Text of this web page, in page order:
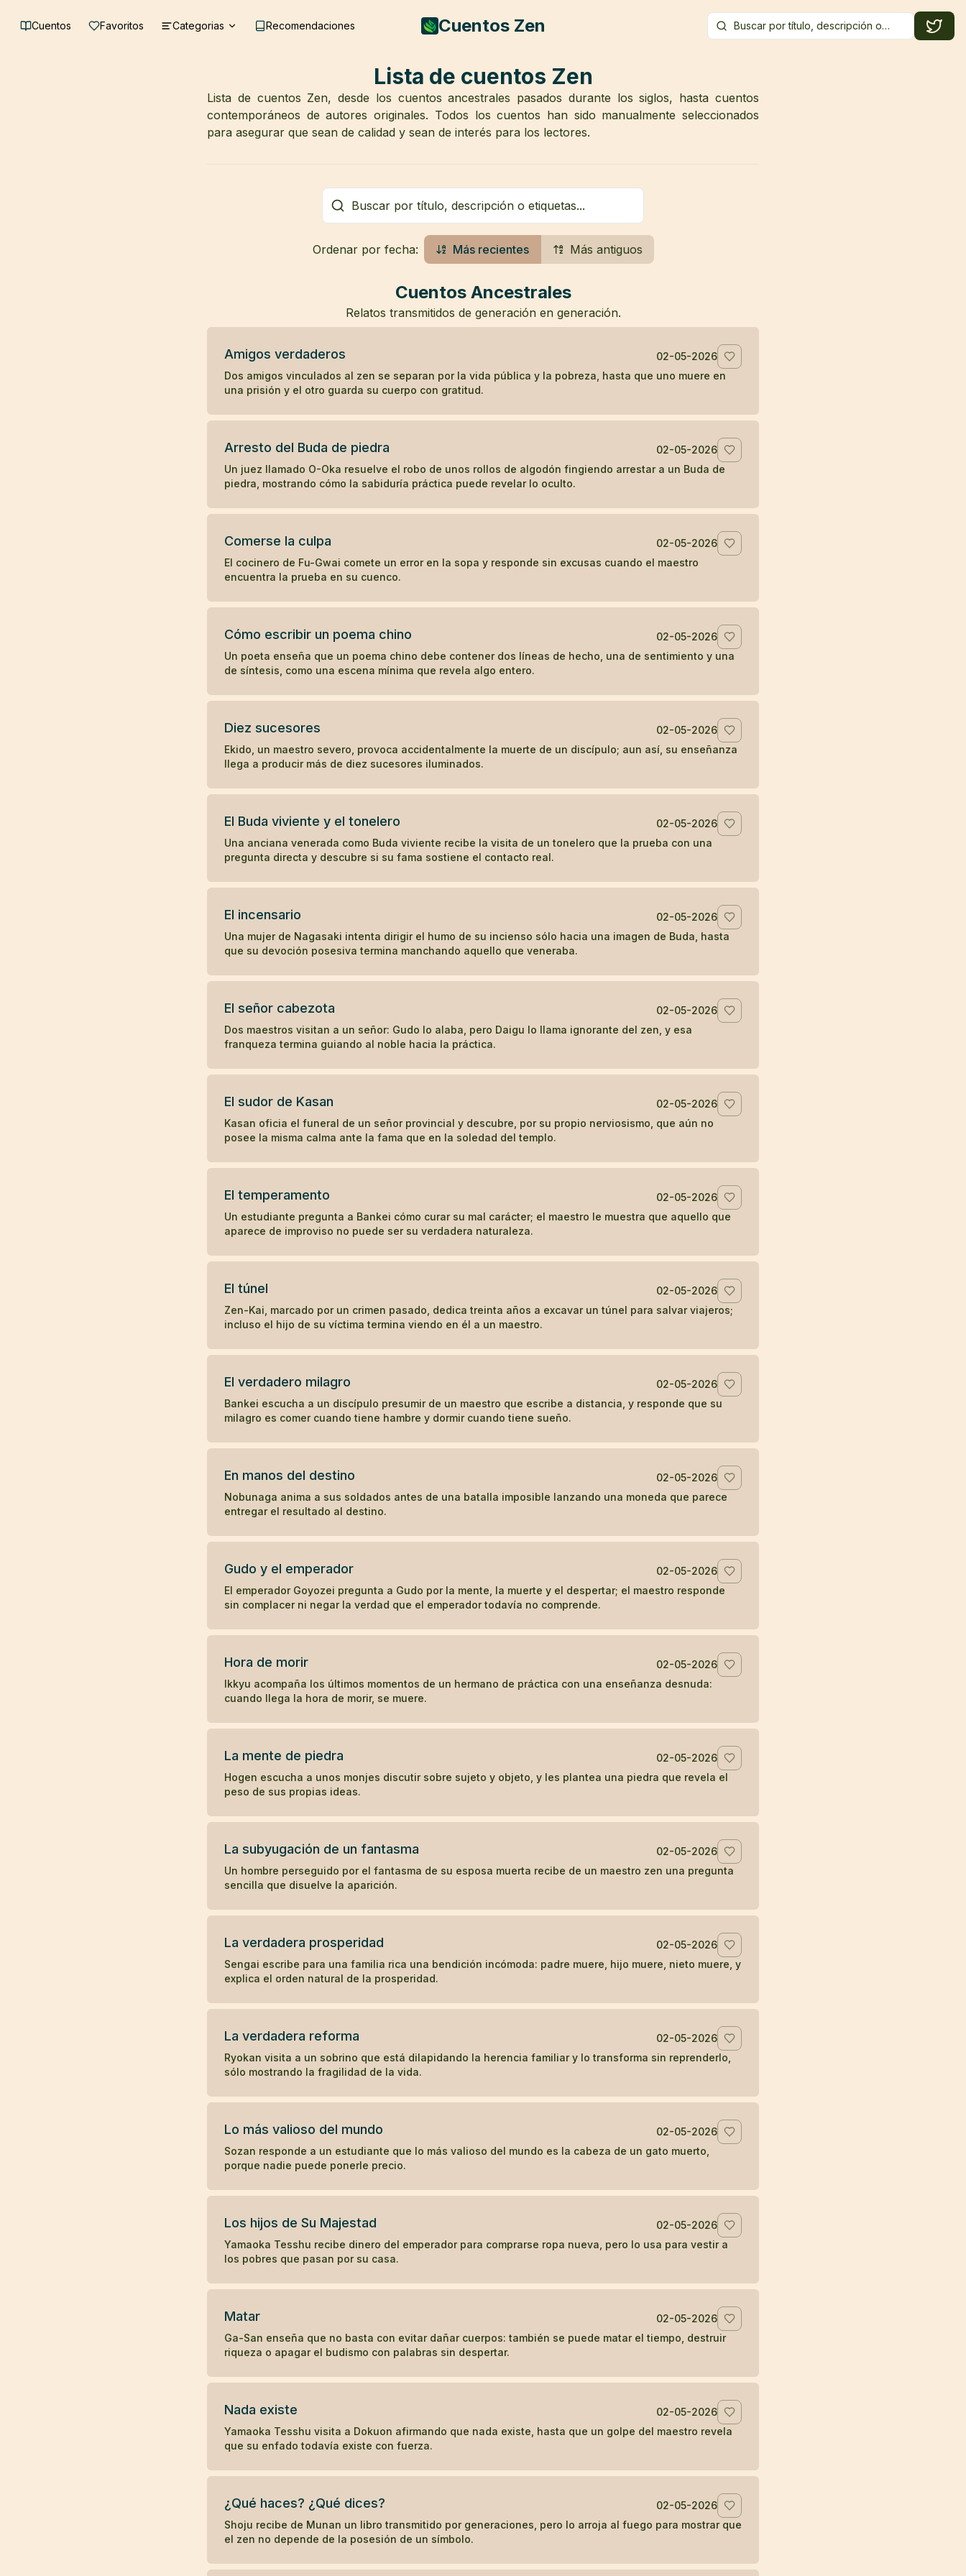
Cuentos Favoritos Categorias Recomendaciones Cuentos Zen
Lista de cuentos Zen
Lista de cuentos Zen, desde los cuentos ancestrales pasados durante los siglos, hasta cuentos
contemporáneos de autores originales. Todos los cuentos han sido manualmente seleccionados
para asegurar que sean de calidad y sean de interés para los lectores.
Ordenar por fecha: Más recientes Más antiguos
Cuentos Ancestrales
Relatos transmitidos de generación en generación.
Amigos verdaderos
02-05-2026
Dos amigos vinculados al zen se separan por la vida pública y la pobreza, hasta que uno muere en
una prisión y el otro guarda su cuerpo con gratitud.
Arresto del Buda de piedra
02-05-2026
Un juez llamado O-Oka resuelve el robo de unos rollos de algodón fingiendo arrestar a un Buda de
piedra, mostrando cómo la sabiduría práctica puede revelar lo oculto.
Comerse la culpa
02-05-2026
El cocinero de Fu-Gwai comete un error en la sopa y responde sin excusas cuando el maestro
encuentra la prueba en su cuenco.
Cómo escribir un poema chino
02-05-2026
Un poeta enseña que un poema chino debe contener dos líneas de hecho, una de sentimiento y una
de síntesis, como una escena mínima que revela algo entero.
Diez sucesores
02-05-2026
Ekido, un maestro severo, provoca accidentalmente la muerte de un discípulo; aun así, su enseñanza
llega a producir más de diez sucesores iluminados.
El Buda viviente y el tonelero
02-05-2026
Una anciana venerada como Buda viviente recibe la visita de un tonelero que la prueba con una
pregunta directa y descubre si su fama sostiene el contacto real.
El incensario
02-05-2026
Una mujer de Nagasaki intenta dirigir el humo de su incienso sólo hacia una imagen de Buda, hasta
que su devoción posesiva termina manchando aquello que veneraba.
El señor cabezota
02-05-2026
Dos maestros visitan a un señor: Gudo lo alaba, pero Daigu lo llama ignorante del zen, y esa
franqueza termina guiando al noble hacia la práctica.
El sudor de Kasan
02-05-2026
Kasan oficia el funeral de un señor provincial y descubre, por su propio nerviosismo, que aún no
posee la misma calma ante la fama que en la soledad del templo.
El temperamento
02-05-2026
Un estudiante pregunta a Bankei cómo curar su mal carácter; el maestro le muestra que aquello que
aparece de improviso no puede ser su verdadera naturaleza.
El túnel
02-05-2026
Zen-Kai, marcado por un crimen pasado, dedica treinta años a excavar un túnel para salvar viajeros;
incluso el hijo de su víctima termina viendo en él a un maestro.
El verdadero milagro
02-05-2026
Bankei escucha a un discípulo presumir de un maestro que escribe a distancia, y responde que su
milagro es comer cuando tiene hambre y dormir cuando tiene sueño.
En manos del destino
02-05-2026
Nobunaga anima a sus soldados antes de una batalla imposible lanzando una moneda que parece
entregar el resultado al destino.
Gudo y el emperador
02-05-2026
El emperador Goyozei pregunta a Gudo por la mente, la muerte y el despertar; el maestro responde
sin complacer ni negar la verdad que el emperador todavía no comprende.
Hora de morir
02-05-2026
Ikkyu acompaña los últimos momentos de un hermano de práctica con una enseñanza desnuda:
cuando llega la hora de morir, se muere.
La mente de piedra
02-05-2026
Hogen escucha a unos monjes discutir sobre sujeto y objeto, y les plantea una piedra que revela el
peso de sus propias ideas.
La subyugación de un fantasma
02-05-2026
Un hombre perseguido por el fantasma de su esposa muerta recibe de un maestro zen una pregunta
sencilla que disuelve la aparición.
La verdadera prosperidad
02-05-2026
Sengai escribe para una familia rica una bendición incómoda: padre muere, hijo muere, nieto muere, y
explica el orden natural de la prosperidad.
La verdadera reforma
02-05-2026
Ryokan visita a un sobrino que está dilapidando la herencia familiar y lo transforma sin reprenderlo,
sólo mostrando la fragilidad de la vida.
Lo más valioso del mundo
02-05-2026
Sozan responde a un estudiante que lo más valioso del mundo es la cabeza de un gato muerto,
porque nadie puede ponerle precio.
Los hijos de Su Majestad
02-05-2026
Yamaoka Tesshu recibe dinero del emperador para comprarse ropa nueva, pero lo usa para vestir a
los pobres que pasan por su casa.
Matar
02-05-2026
Ga-San enseña que no basta con evitar dañar cuerpos: también se puede matar el tiempo, destruir
riqueza o apagar el budismo con palabras sin despertar.
Nada existe
02-05-2026
Yamaoka Tesshu visita a Dokuon afirmando que nada existe, hasta que un golpe del maestro revela
que su enfado todavía existe con fuerza.
¿Qué haces? ¿Qué dices?
02-05-2026
Shoju recibe de Munan un libro transmitido por generaciones, pero lo arroja al fuego para mostrar que
el zen no depende de la posesión de un símbolo.